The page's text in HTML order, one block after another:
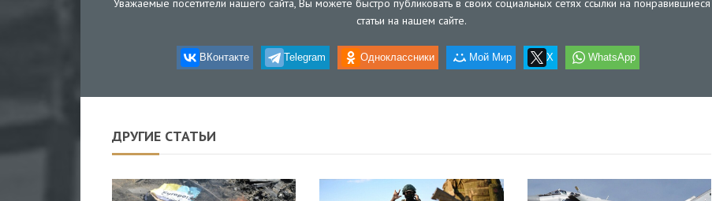
Уважаемые посетители нашего сайта, Вы можете быстро публиковать в своих социальных сетях ссылки на понравившиеся
статьи на нашем сайте.
ВКонтакте Telegram Одноклассники Мой Мир X WhatsApp
ДРУГИЕ СТАТЬИ